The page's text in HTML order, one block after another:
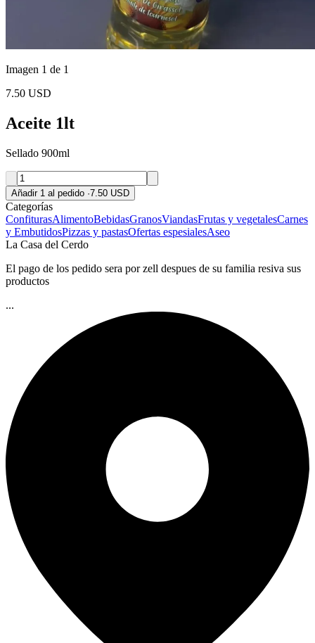
Imagen 1 de 1
7.50 USD
Aceite 1lt
Sellado 900ml
Añadir 1 al pedido ·7.50 USD
Categorías
ConfiturasAlimentoBebidasGranosViandasFrutas y vegetalesCarnes
y EmbutidosPizzas y pastasOfertas espesialesAseo
La Casa del Cerdo
El pago de los pedido sera por zell despues de su familia resiva sus
productos
...